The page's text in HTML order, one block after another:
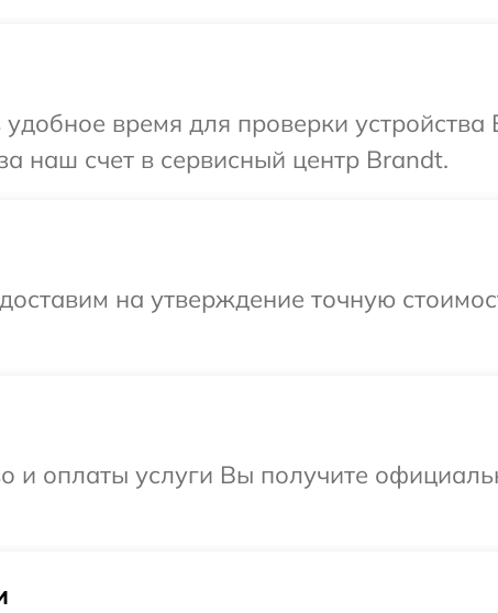
время для проверки
наш счет в сервисный центр Brandt.
на утверждение точную
и оплаты услуги Вы получите